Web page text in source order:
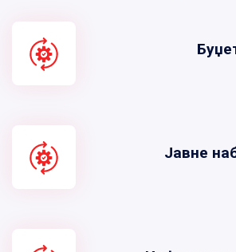
Јавне